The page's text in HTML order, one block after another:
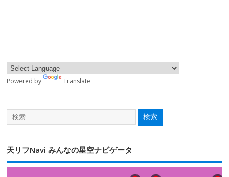
Powered by Translate
天リフNavi みんなの星空ナビゲータ